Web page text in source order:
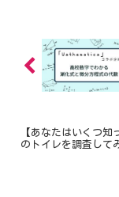
【あなたはいくつ知
のトイレを調査して